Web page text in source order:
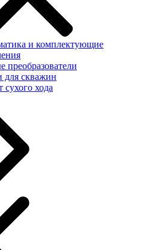
и комплектующие
преобразователи
для скважин
сухого хода